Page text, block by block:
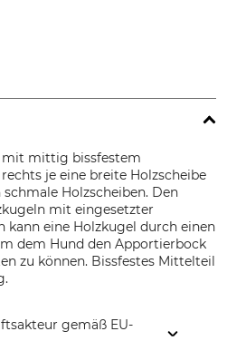
mit mittig bissfestem
je eine breite Holzscheibe
Holzscheiben. Den
mit eingesetzter
kann eine Holzkugel durch einen
dem Hund den Apportierbock
zu können. Bissfestes Mittelteil
gemäß EU-